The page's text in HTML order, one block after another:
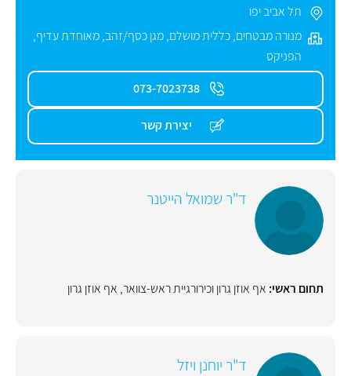
תל אביב יפו
מנורה מבטחים,כללית מושלם,מגן כסף/זהב,מאוחדת עדיף,
הפניקס
073-7023738
יצירת קשר
ד"ר שמואל הייטנר
תחום ראשי: אף אוזן גרון וכירורגיית ראש-צוואר, אף אוזן גרון
ד"ר יוחנן ויזל